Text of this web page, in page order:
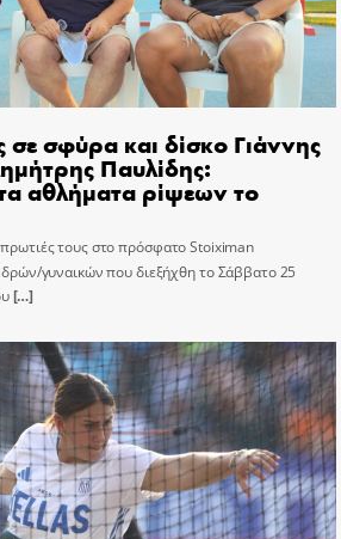
σε σφύρα και δίσκο Γιάννης
Παυλίδης:
αθλήματα ρίψεων το
πρωτιές τους στο πρόσφατο Stoiximan
γυναικών που διεξήχθη το Σάββατο 25
[…]